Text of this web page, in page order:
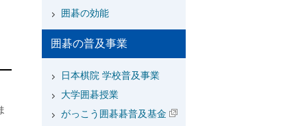
囲碁の効能
囲碁の普及事業
日本棋院 学校普及事業
大学囲碁授業
がっこう囲碁碁普及基金